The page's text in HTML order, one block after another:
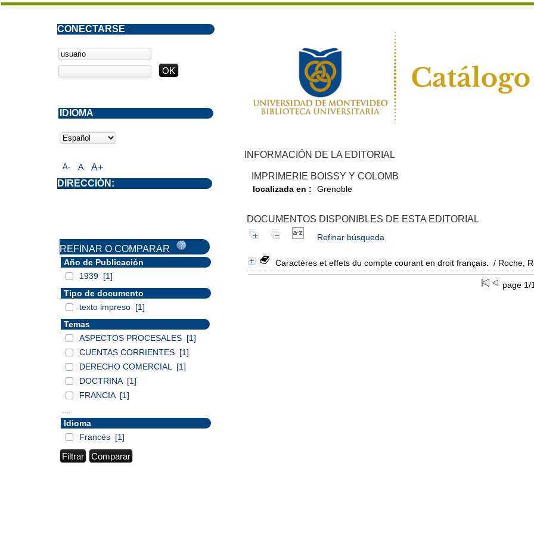
INFORMACIÓN DE LA EDITORIAL
IMPRIMERIE BOISSY Y COLOMB
localizada en : Grenoble
DOCUMENTOS DISPONIBLES DE ESTA EDITORIAL
Refinar búsqueda
Caractères et effets du compte courant en droit français. / Roche,
page
A- A A+
CONECTARSE
DIRECCIÓN:
IDIOMA
REFINAR O COMPARAR
Año de Publicación
1939 [1]
Tipo de documento
texto impreso [1]
Temas
ASPECTOS PROCESALES [1]
CUENTAS CORRIENTES [1]
DERECHO COMERCIAL
[1]
DOCTRINA [1]
FRANCIA [1]
Idioma
Francés [1]